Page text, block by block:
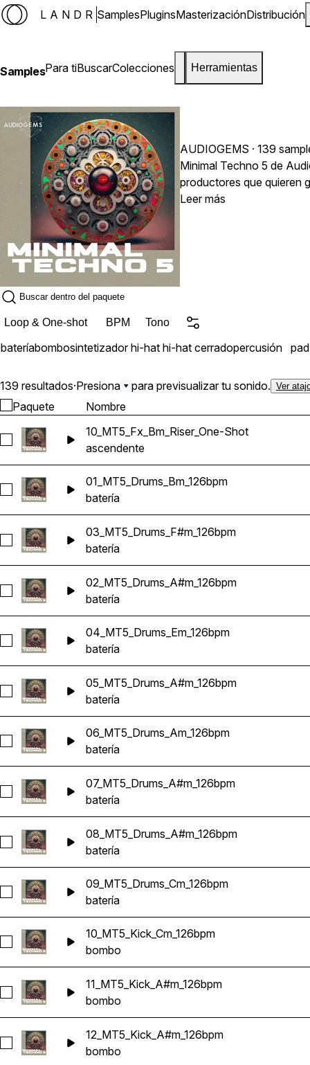
LANDR SamplesPluginsMasterizaciónDistribución
SamplesPara tiBuscarColecciones Herramientas
AUDIOGEMS · 139
Minimal Techno 5 de
productores que quieren
para el club. Te ayuda a
Leer más
Loop & One-shot BPM Tono
bateríabombosintetizador hi-hat hi-hat cerradopercusión pad
139 resultados·Presiona para previsualizar tu sonido. Ver
Paquete Nombre
Seleccionar 10_MT5_Fx_Bm_Riser_One-Shot
10_MT5_Fx_Bm_Riser_One-Shot
ascendente
Seleccionar 01_MT5_Drums_Bm_126bpm
01_MT5_Drums_Bm_126bpm
batería
Seleccionar 03_MT5_Drums_F#m_126bpm
03_MT5_Drums_F#m_126bpm
batería
Seleccionar 02_MT5_Drums_A#m_126bpm
02_MT5_Drums_A#m_126bpm
batería
Seleccionar 04_MT5_Drums_Em_126bpm
04_MT5_Drums_Em_126bpm
batería
Seleccionar 05_MT5_Drums_A#m_126bpm
05_MT5_Drums_A#m_126bpm
batería
Seleccionar 06_MT5_Drums_Am_126bpm
06_MT5_Drums_Am_126bpm
batería
Seleccionar 07_MT5_Drums_A#m_126bpm
07_MT5_Drums_A#m_126bpm
batería
Seleccionar 08_MT5_Drums_A#m_126bpm
08_MT5_Drums_A#m_126bpm
batería
Seleccionar 09_MT5_Drums_Cm_126bpm
09_MT5_Drums_Cm_126bpm
batería
Seleccionar 10_MT5_Kick_Cm_126bpm
10_MT5_Kick_Cm_126bpm
bombo
Seleccionar 11_MT5_Kick_A#m_126bpm
11_MT5_Kick_A#m_126bpm
bombo
Seleccionar 12_MT5_Kick_A#m_126bpm
12_MT5_Kick_A#m_126bpm
bombo